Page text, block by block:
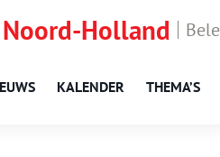
Holland
KALENDER THEMA’S